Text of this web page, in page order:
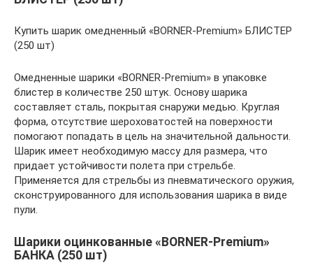
Купить шарик омедненный «BORNER-Premium» БЛИСТЕР
(250 шт)
Омедненные шарики «BORNER-Premium» в упаковке
блистер в количестве 250 штук. Основу шарика
составляет сталь, покрытая снаружи медью. Круглая
форма, отсутствие шероховатостей на поверхности
помогают попадать в цель на значительной дальности.
Шарик имеет необходимую массу для размера, что
придает устойчивости полета при стрельбе.
Применяется для стрельбы из пневматического оружия,
сконструированного для использования шарика в виде
пули.
Шарики оцинкованные «BORNER-Premium»
БАНКА (250 шт)